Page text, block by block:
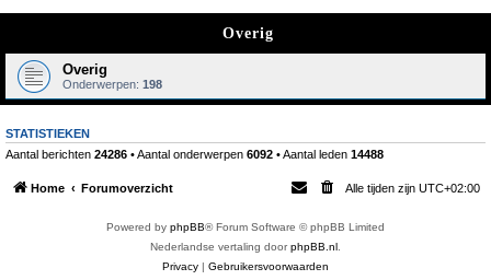
Overig
Overig
Onderwerpen: 198
STATISTIEKEN
Aantal berichten 24286 • Aantal onderwerpen 6092 • Aantal leden 14488
Home Forumoverzicht Alle tijden zijn UTC+02:00
Powered by phpBB® Forum Software © phpBB Limited
Nederlandse vertaling doorphpBB.nl
Privacy | Gebruikersvoorwaarden